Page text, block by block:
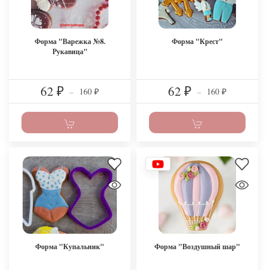
Форма "Варежка №8.
Рукавица"
62 ₽ – 160 ₽
Форма "Крест"
62 ₽ – 160 ₽
Форма "Купальник" Форма "Воздушный шар"